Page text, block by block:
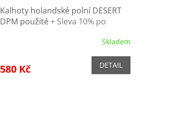
Kalhoty holandské polní DESERT
DPM použité+ Sleva 10% po
Skladem
580 Kč DETAIL